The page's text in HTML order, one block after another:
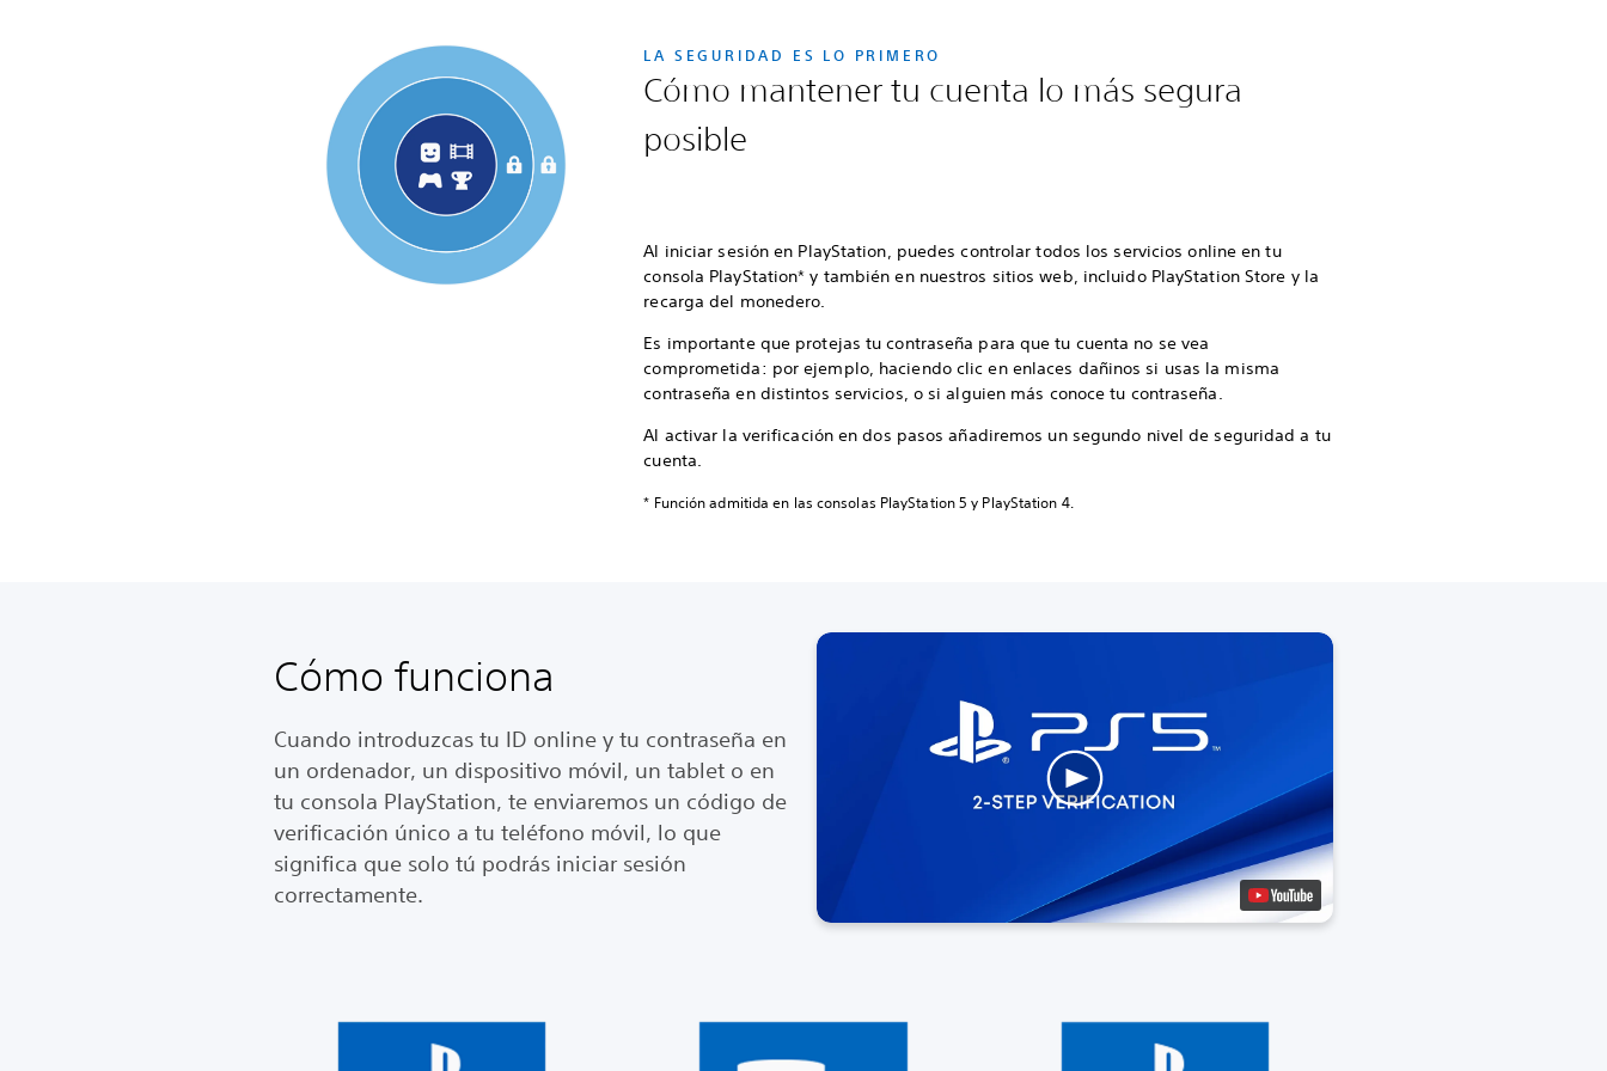
LA SEGURIDAD ES LO PRIMERO
Cómo mantener tu cuenta lo más segura
posible
Al iniciar sesión en PlayStation, puedes controlar todos los servicios online en tu
consola PlayStation* y también en nuestros sitios web, incluido PlayStation Store y la
recarga del monedero.
Es importante que protejas tu contraseña para que tu cuenta no se vea
comprometida: por ejemplo, haciendo clic en enlaces dañinos si usas la misma
contraseña en distintos servicios, o si alguien más conoce tu contraseña.
Al activar la verificación en dos pasos añadiremos un segundo nivel de seguridad a tu
cuenta.
* Función admitida en las consolas PlayStation 5 y PlayStation 4.
Cómo funciona
Cuando introduzcas tu ID online y tu contraseña en
un ordenador, un dispositivo móvil, un tablet o en
tu consola PlayStation, te enviaremos un código de
verificación único a tu teléfono móvil, lo que
significa que solo tú podrás iniciar sesión
correctamente.